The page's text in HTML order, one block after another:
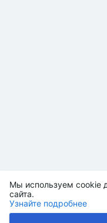
Мы используем cookie
сайта.
Узнайте подробнее